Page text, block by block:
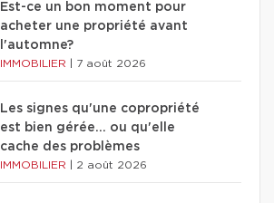
Est-ce un bon moment pour
acheter une propriété avant
l'automne?
IMMOBILIER 7 août 2026
Les signes qu'une copropriété
est bien gérée… ou qu'elle
cache des problèmes
IMMOBILIER 2 août 2026